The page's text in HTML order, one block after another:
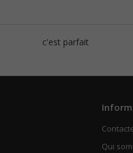
c'est parfait
Qui